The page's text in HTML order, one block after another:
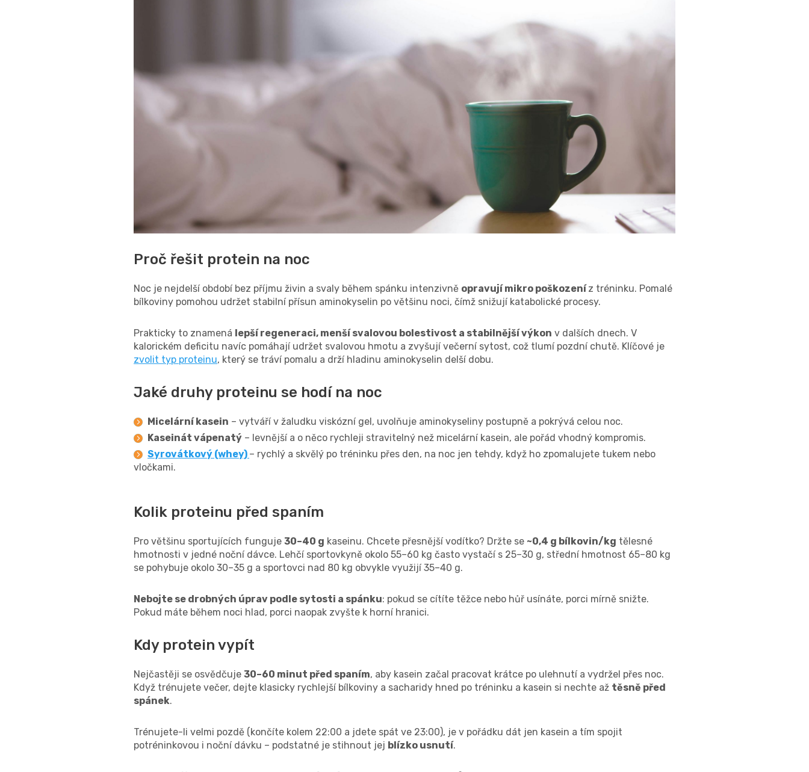
Proč řešit protein na noc
Noc je nejdelší období bez příjmu živin a svaly během spánku intenzivně opravují mikro poškozeníz tréninku. Pomalé
bílkoviny pomohou udržet stabilní přísun aminokyselin po většinu noci, čímž snižují katabolické procesy.
Prakticky to znamená lepší regeneraci, menší svalovou bolestivost a stabilnější výkon v dalších dnech. V
kalorickém deficitu navíc pomáhají udržet svalovou hmotu a zvyšují večerní sytost, což tlumí pozdní chutě. Klíčové je
zvolit typ proteinu, který se tráví pomalu a drží hladinu aminokyselin delší dobu.
Jaké druhy proteinu se hodí na noc
Micelární kasein – vytváří v žaludku viskózní gel, uvolňuje aminokyseliny postupně a pokrývá celou noc.
Kaseinát vápenatý – levnější a o něco rychleji stravitelný než micelární kasein, ale pořád vhodný kompromis.
Syrovátkový (whey) – rychlý a skvělý po tréninku přes den, na noc jen tehdy, když ho zpomalujete tukem nebo
vločkami.
Kolik proteinu před spaním
Pro většinu sportujících funguje 30–40 g kaseinu. Chcete přesnější vodítko? Držte se ~0,4 g bílkovin/kg tělesné
hmotnosti v jedné noční dávce. Lehčí sportovkyně okolo 55–60 kg často vystačí s 25–30 g, střední hmotnost 65–80 kg
se pohybuje okolo 30–35 g a sportovci nad 80 kg obvykle využijí 35–40 g.
Nebojte se drobných úprav podle sytosti a spánku: pokud se cítíte těžce nebo hůř usínáte, porci mírně snižte.
Pokud máte během noci hlad, porci naopak zvyšte k horní hranici.
Kdy protein vypít
Nejčastěji se osvědčuje 30–60 minut před spaním, aby kasein začal pracovat krátce po ulehnutí a vydržel přes noc.
Když trénujete večer, dejte klasicky rychlejší bílkoviny a sacharidy hned po tréninku a kasein si nechte až těsně před
spánek.
Trénujete-li velmi pozdě (končíte kolem 22:00 a jdete spát ve 23:00), je v pořádku dát jen kasein a tím spojit
potréninkovou i noční dávku – podstatné je stihnout jej blízko usnutí.